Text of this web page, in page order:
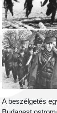
A beszélgetés